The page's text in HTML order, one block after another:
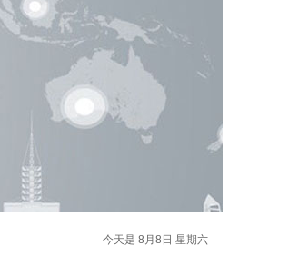
今天是 8月8日 星期六